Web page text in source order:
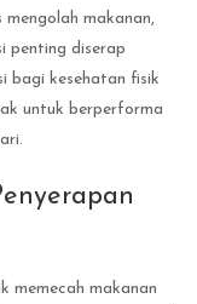
makanan,
penting diserap
bagi kesehatan fisik
untuk berperforma
memecah makanan